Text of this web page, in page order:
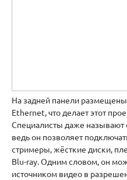
На задней панели
Ethernet, что делает этот
Специалисты даже
ведь он позволяет
стримеры, жёсткие диски,
Blu-ray. Одним словом, он
источником видео в